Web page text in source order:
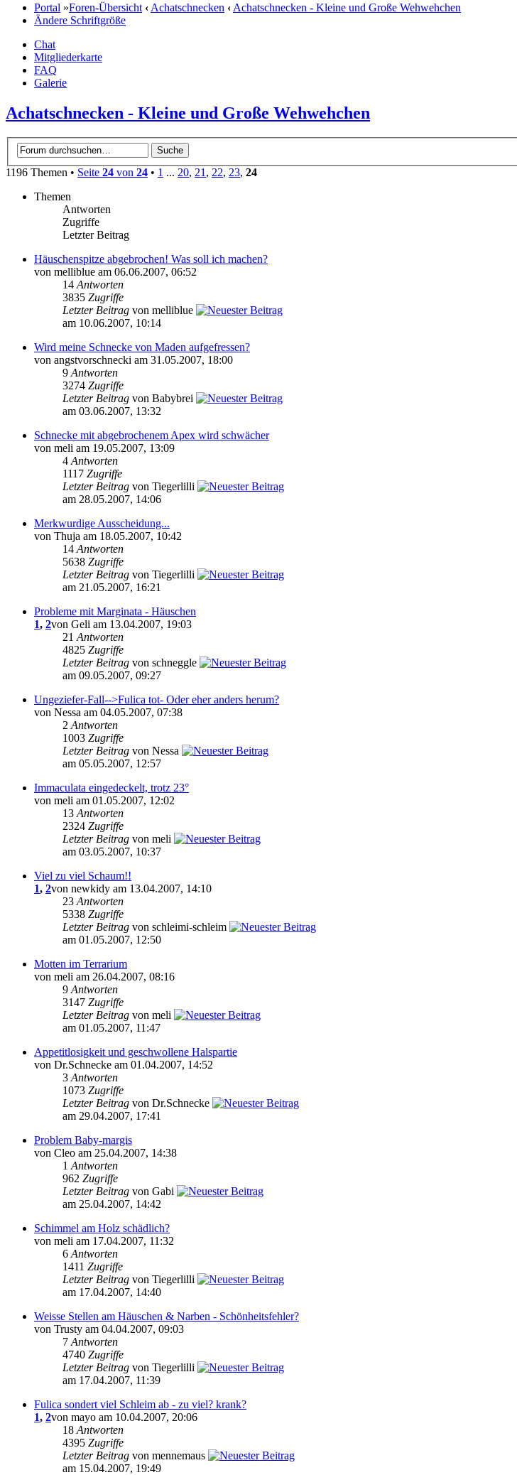
Portal »Foren-Übersicht ‹Achatschnecken ‹Achatschnecken - Kleine und Große Wehwehchen
Ändere Schriftgröße
Chat
Mitgliederkarte
FAQ
Galerie
Achatschnecken - Kleine und Große Wehwehchen
1196 Themen • Seite 24 von 24 • 1 ... 20, 21 , 22, 23, 24
Themen
Antworten
Zugriffe
Letzter Beitrag
Häuschenspitze abgebrochen! Was soll ich machen?
von melliblue am 06.06.2007, 06:52
14 Antworten
3835 Zugriffe
Letzter Beitrag von melliblue
am 10.06.2007, 10:14
Wird meine Schnecke von Maden aufgefressen?
von angstvorschnecki am 31.05.2007, 18:00
9 Antworten
3274 Zugriffe
Letzter Beitrag von Babybrei
am 03.06.2007, 13:32
Schnecke mit abgebrochenem Apex wird schwächer
von meli am 19.05.2007, 13:09
4 Antworten
1117 Zugriffe
Letzter Beitrag von Tiegerlilli
am 28.05.2007, 14:06
Merkwurdige Ausscheidung...
von Thuja am 18.05.2007, 10:42
14 Antworten
5638 Zugriffe
Letzter Beitrag von Tiegerlilli
am 21.05.2007, 16:21
Probleme mit Marginata - Häuschen
1, 2von Geli am 13.04.2007, 19:03
21 Antworten
4825 Zugriffe
Letzter Beitrag von schneggle
am 09.05.2007, 09:27
Ungeziefer-Fall-->Fulica tot- Oder eher anders herum?
von Nessa am 04.05.2007, 07:38
2 Antworten
1003 Zugriffe
Letzter Beitrag von Nessa
am 05.05.2007, 12:57
Immaculata eingedeckelt, trotz 23°
von meli am 01.05.2007, 12:02
13 Antworten
2324 Zugriffe
Letzter Beitrag von meli
am 03.05.2007, 10:37
Viel zu viel Schaum!!
1, 2von newkidy am 13.04.2007, 14:10
23 Antworten
5338 Zugriffe
Letzter Beitrag von schleimi-schleim
am 01.05.2007, 12:50
Motten im Terrarium
von meli am 26.04.2007, 08:16
9 Antworten
3147 Zugriffe
Letzter Beitrag von meli
am 01.05.2007, 11:47
Appetitlosigkeit und geschwollene Halspartie
von Dr.Schnecke am 01.04.2007, 14:52
3 Antworten
1073 Zugriffe
Letzter Beitrag von Dr.Schnecke
am 29.04.2007, 17:41
Problem Baby-margis
von Cleo am 25.04.2007, 14:38
1 Antworten
962 Zugriffe
Letzter Beitrag von Gabi
am 25.04.2007, 14:42
Schimmel am Holz schädlich?
von meli am 17.04.2007, 11:32
6 Antworten
1411 Zugriffe
Letzter Beitrag von Tiegerlilli
am 17.04.2007, 14:40
Weisse Stellen am Häuschen & Narben - Schönheitsfehler?
von Trusty am 04.04.2007, 09:03
7 Antworten
4740 Zugriffe
Letzter Beitrag von Tiegerlilli
am 17.04.2007, 11:39
Fulica sondert viel Schleim ab - zu viel? krank?
1, 2von mayo am 10.04.2007, 20:06
18 Antworten
4395 Zugriffe
Letzter Beitrag von mennemaus
am 15.04.2007, 19:49